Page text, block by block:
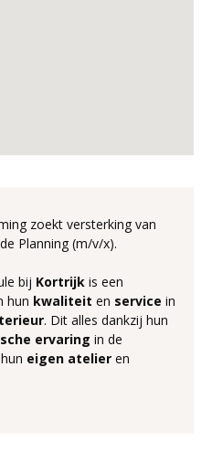
zoekt versterking van
Planning (m/v/x).
bij Kortrijk is een
hun kwaliteit en service in
. Dit alles dankzij hun
ervaring in de
eigen atelier en